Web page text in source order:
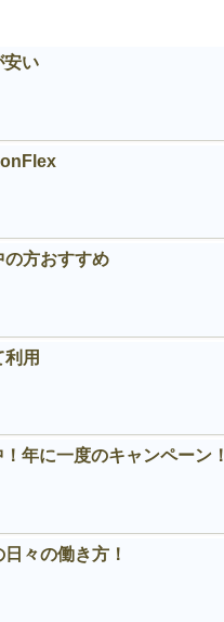
い
方おすすめ
用
年に一度のキャンペーン！
々の働き方！